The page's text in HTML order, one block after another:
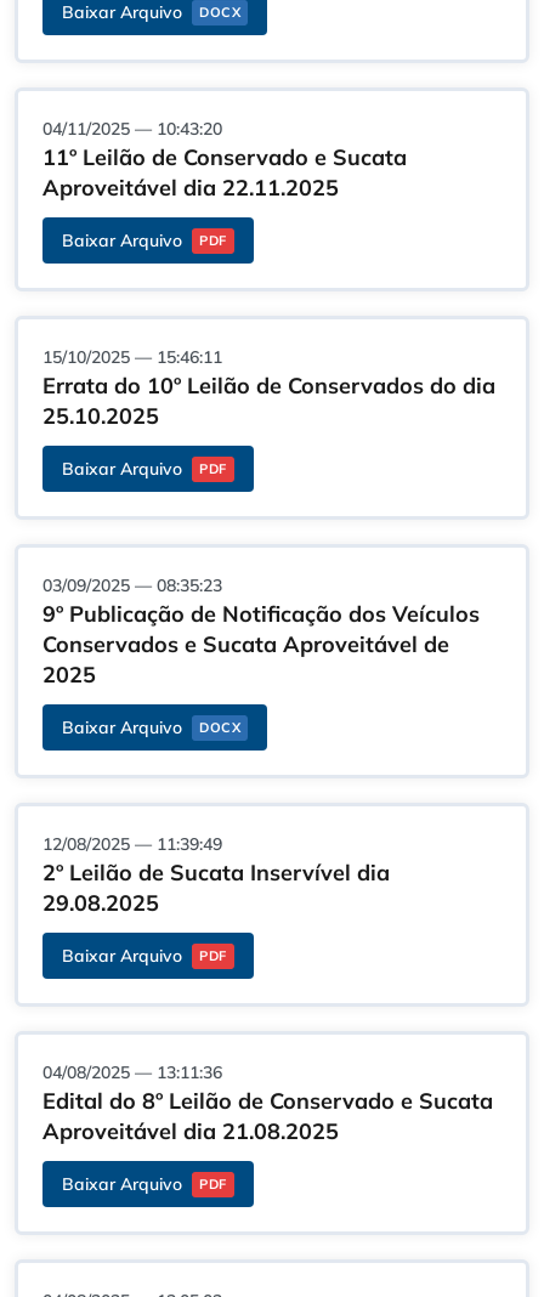
Baixar Arquivo DOCX
04/11/2025 — 10:43:20
11º Leilão de Conservado e Sucata
Aproveitável dia 22.11.2025
Baixar Arquivo PDF
15/10/2025 — 15:46:11
Errata do 10º Leilão de Conservados do dia
25.10.2025
Baixar Arquivo PDF
03/09/2025 — 08:35:23
9º Publicação de Notificação dos Veículos
Conservados e Sucata Aproveitável de
2025
Baixar Arquivo DOCX
12/08/2025 — 11:39:49
2º Leilão de Sucata Inservível dia
29.08.2025
Baixar Arquivo PDF
04/08/2025 — 13:11:36
Edital do 8º Leilão de Conservado e Sucata
Aproveitável dia 21.08.2025
Baixar Arquivo PDF